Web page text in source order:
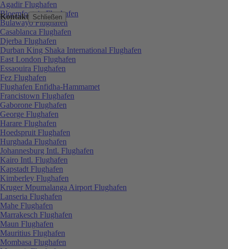
Kontakt Schließen
Agadir Flughafen
Bloemfontein Flughafen
Bulawayo Flughafen
Casablanca Flughafen
Djerba Flughafen
Durban King Shaka International Flughafen
East London Flughafen
Essaouira Flughafen
Fez Flughafen
Flughafen Enfidha-Hammamet
Francistown Flughafen
Gaborone Flughafen
George Flughafen
Harare Flughafen
Hoedspruit Flughafen
Hurghada Flughafen
Johannesburg Intl. Flughafen
Kairo Intl. Flughafen
Kapstadt Flughafen
Kimberley Flughafen
Kruger Mpumalanga Airport Flughafen
Lanseria Flughafen
Mahe Flughafen
Marrakesch Flughafen
Maun Flughafen
Mauritius Flughafen
Mombasa Flughafen